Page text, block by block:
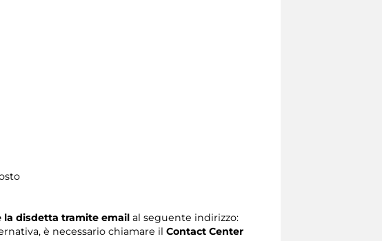
la disdetta tramite email al seguente indirizzo:
è necessario chiamare il Contact Center